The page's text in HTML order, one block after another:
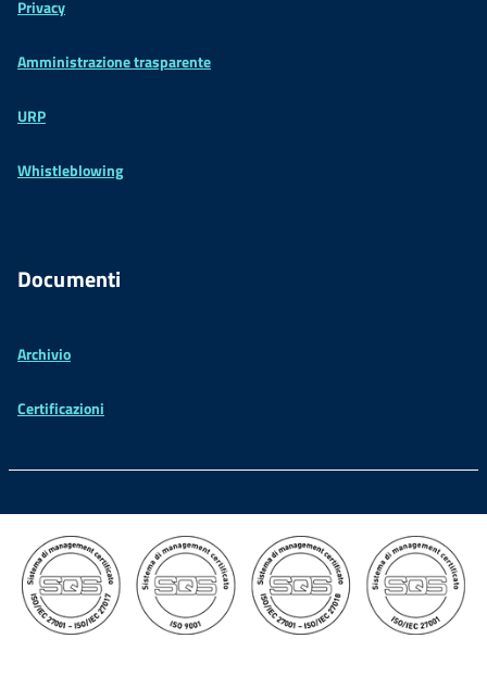
Privacy
Amministrazione trasparente
URP
Whistleblowing
Documenti
Archivio
Certificazioni